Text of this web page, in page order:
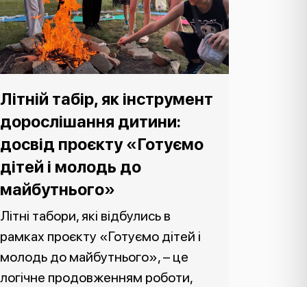
Літній табір, як інструмент
дорослішання дитини:
досвід проєкту «Готуємо
дітей і молодь до
майбутнього»
Літні табори, які відбулись в
рамках проєкту «Готуємо дітей і
молодь до майбутнього», – це
логічне продовженням роботи,